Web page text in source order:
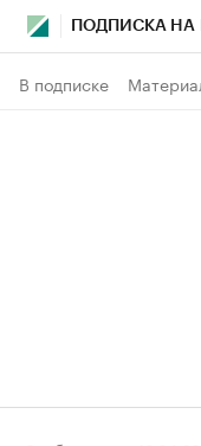
ПОДПИСКА НА
В подписке